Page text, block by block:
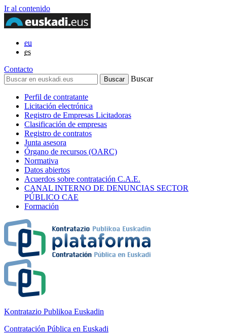
Ir al contenido
eu
es
Contacto
Buscar
Perfil de contratante
Licitación electrónica
Registro de Empresas Licitadoras
Clasificación de empresas
Registro de contratos
Junta asesora
Órgano de recursos (OARC)
Normativa
Datos abiertos
Acuerdos sobre contratación C.A.E.
CANAL INTERNO DE DENUNCIAS SECTOR
PÚBLICO CAE
Formación
Kontratazio Publikoa Euskadin
Contratación Pública en Euskadi